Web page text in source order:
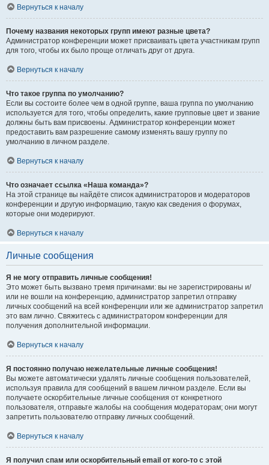
Вернуться к началу
Почему названия некоторых групп имеют разные цвета?
Администратор конференции может присваивать цвета участникам групп
для того, чтобы их было проще отличать друг от друга.
Вернуться к началу
Что такое группа по умолчанию?
Если вы состоите более чем в одной группе, ваша группа по умолчанию
используется для того, чтобы определить, какие групповые цвет и звание
должны быть вам присвоены. Администратор конференции может
предоставить вам разрешение самому изменять вашу группу по
умолчанию в личном разделе.
Вернуться к началу
Что означает ссылка «Наша команда»?
На этой странице вы найдёте список администраторов и модераторов
конференции и другую информацию, такую как сведения о форумах,
которые они модерируют.
Вернуться к началу
Личные сообщения
Я не могу отправить личные сообщения!
Это может быть вызвано тремя причинами: вы не зарегистрированы и/
или не вошли на конференцию, администратор запретил отправку
личных сообщений на всей конференции или же администратор запретил
это вам лично. Свяжитесь с администратором конференции для
получения дополнительной информации.
Вернуться к началу
Я постоянно получаю нежелательные личные сообщения!
Вы можете автоматически удалять личные сообщения пользователей,
используя правила для сообщений в вашем личном разделе. Если вы
получаете оскорбительные личные сообщения от конкретного
пользователя, отправьте жалобы на сообщения модераторам; они могут
запретить пользователю отправку личных сообщений.
Вернуться к началу
Я получил спам или оскорбительный email от кого-то с этой